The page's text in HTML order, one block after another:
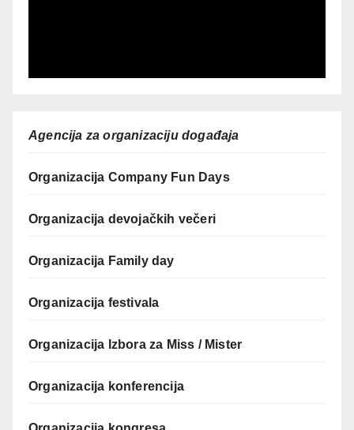
Agencija za organizaciju događaja
Organizacija Company Fun Days
Organizacija devojačkih večeri
Organizacija Family day
Organizacija festivala
Organizacija Izbora za Miss / Mister
Organizacija konferencija